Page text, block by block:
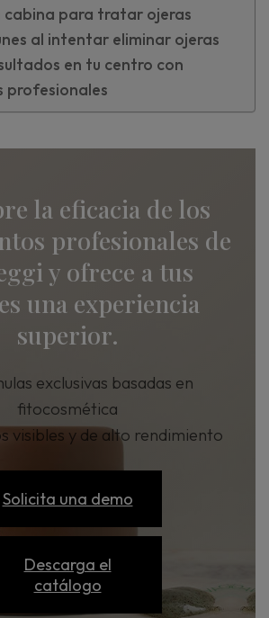
cabina para tratar ojeras
al intentar eliminar ojeras
en tu centro con
la eficacia de los
profesionales de
y ofrece a tus
una experiencia
superior.
exclusivas basadas en
fitocosmética
visibles y de alto rendimiento
Solicita una demo
Descarga el
catálogo